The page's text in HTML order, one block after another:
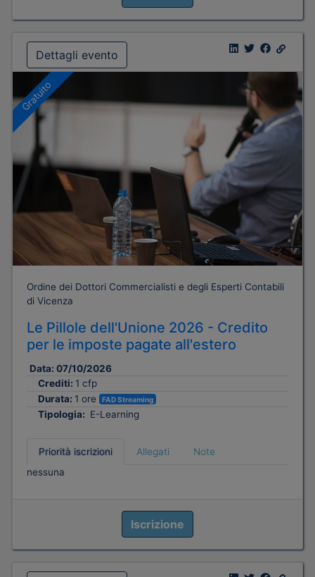
Dettagli evento
Gratuito
Ordine dei Dottori Commercialisti e degli Esperti Contabili
di Vicenza
Le Pillole dell'Unione 2026 - Credito
per le imposte pagate all'estero
Data: 07/10/2026
Crediti: 1 cfp
Durata: 1 ore FAD Streaming
Tipologia: E-Learning
Priorità iscrizioni Allegati
Note
nessuna
Iscrizione